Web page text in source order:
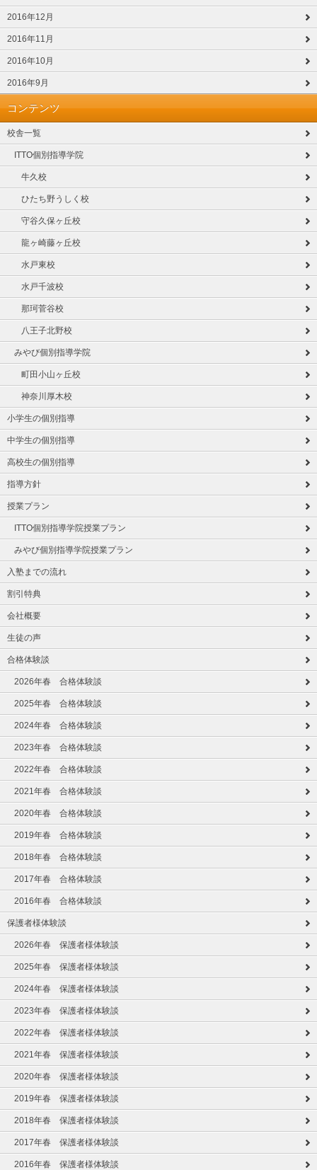
2016年12月
2016年11月
2016年10月
2016年9月
コンテンツ
校舎一覧
ITTO個別指導学院
牛久校
ひたち野うしく校
守谷久保ヶ丘校
龍ヶ崎藤ヶ丘校
水戸東校
水戸千波校
那珂菅谷校
八王子北野校
みやび個別指導学院
町田小山ヶ丘校
神奈川厚木校
小学生の個別指導
中学生の個別指導
高校生の個別指導
指導方針
授業プラン
ITTO個別指導学院授業プラン
みやび個別指導学院授業プラン
入塾までの流れ
割引特典
会社概要
生徒の声
合格体験談
2026年春 合格体験談
2025年春 合格体験談
2024年春 合格体験談
2023年春 合格体験談
2022年春 合格体験談
2021年春 合格体験談
2020年春 合格体験談
2019年春 合格体験談
2018年春 合格体験談
2017年春 合格体験談
2016年春 合格体験談
保護者様体験談
2026年春 保護者様体験談
2025年春 保護者様体験談
2024年春 保護者様体験談
2023年春 保護者様体験談
2022年春 保護者様体験談
2021年春 保護者様体験談
2020年春 保護者様体験談
2019年春 保護者様体験談
2018年春 保護者様体験談
2017年春 保護者様体験談
2016年春 保護者様体験談